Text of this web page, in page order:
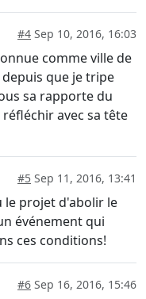
#4 Sep 10, 2016, 16:03
comme ville de
que je tripe
sa rapporte du
avec sa tête
#5 Sep 11, 2016, 13:41
le projet d'abolir le
événement qui
ces conditions!
#6 Sep 16, 2016, 15:46